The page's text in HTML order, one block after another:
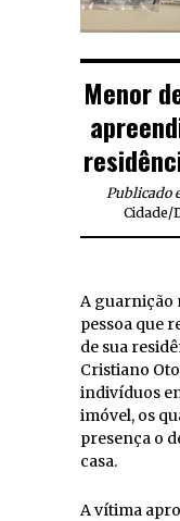
Menor
Publicado
Cidade/
A guarnição
pessoa que
de sua
Cristiano
indivíduos
imóvel, os
presença o
casa.
A vítima